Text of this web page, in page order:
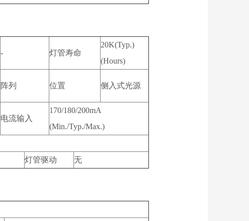
- 灯管寿命
20K(Typ.)
(Hours)
阵列 位置 侧入式光源
电流输入
170/180/200mA
(Min./Typ./Max.)
灯管驱动 无